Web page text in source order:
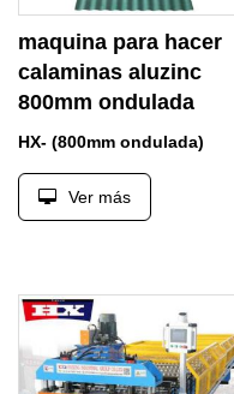
maquina para hacer
calaminas aluzinc
800mm ondulada
HX- (800mm ondulada)
Ver más